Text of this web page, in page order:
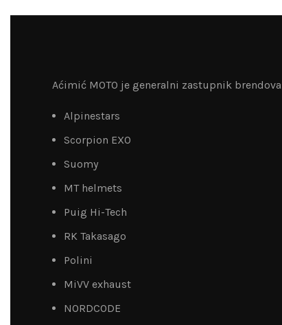
Aćimić MOTO je generalni zastupnik
Alpinestars
Scorpion EXO
Suomy
MT helmets
Puig Hi-Tech
RK Takasago
Polini
MiVV exhaust
NORDCODE